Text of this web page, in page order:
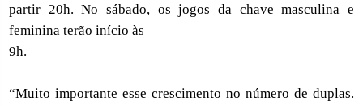
partir 20h. No sábado, os jogos da chave masculina e
feminina terão início às
9h.
“Muito importante esse crescimento no número de duplas.